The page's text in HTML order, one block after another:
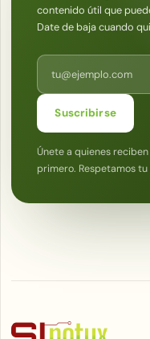
contenido útil que
Date de baja cuando
Correo electrónico
Suscribirse
Únete a quienes
primero. Respetamos